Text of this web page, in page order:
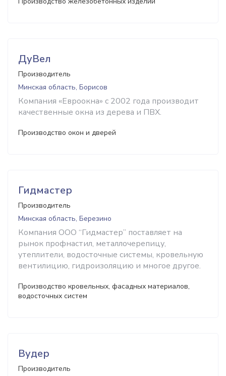
ДуВел
Производитель
Минская область, Борисов
Компания «Евроокна» с 2002 года производит
качественные окна из дерева и ПВХ.
Производство окон и дверей
Гидмастер
Производитель
Минская область, Березино
Компания ООО “Гидмастер” поставляет на
рынок профнастил, металлочерепицу,
утеплители, водосточные системы, кровельную
вентилицию, гидроизоляцию и многое другое.
Производство кровельных, фасадных материалов,
водосточных систем
Вудер
Производитель